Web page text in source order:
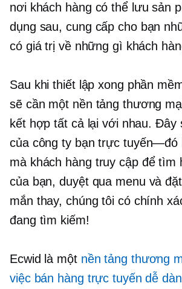
nơi khách hàng có thể lưu sản
dụng sau, cung cấp cho bạn
có giá trị về những gì khách
Sau khi thiết lập xong phần
sẽ cần một nền tảng thương
kết hợp tất cả lại với nhau. Đây
của công ty bạntrực tuyến—đó
mà khách hàng truy cập để tìm
của bạn, duyệt qua menu và
mắn thay, chúng tôi có chính
đang tìm kiếm!
Ecwid là một nền tảng thương
việc bán hàng trực tuyến dễ